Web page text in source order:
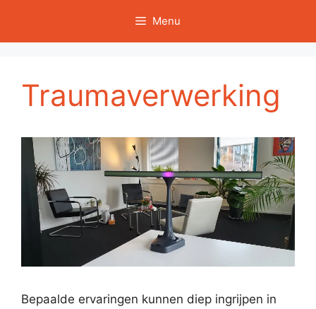
de
Menu
Traumaverwerking
Bepaalde ervaringen kunnen diep ingrijpen in